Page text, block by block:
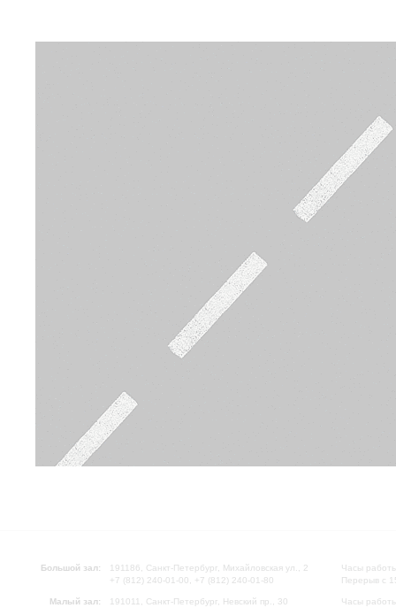
Большой зал:
191186, Санкт-Петербург, Михайловская ул., 2
+7 (812) 240-01-00, +7 (812) 240-01-80
Малый зал:
191011, Санкт-Петербург, Невский пр., 30
Часы
Перерыв с
Часы